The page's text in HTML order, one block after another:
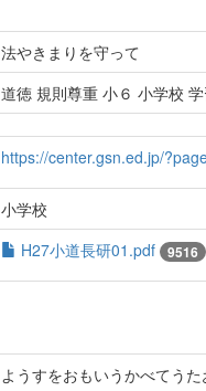
法やきまりを守って
道徳 規則尊重 小６ 小学校
https://center.gsn.ed.jp/
小学校
H27小道長研01.pdf 9516
ようすをおもいうかべてう